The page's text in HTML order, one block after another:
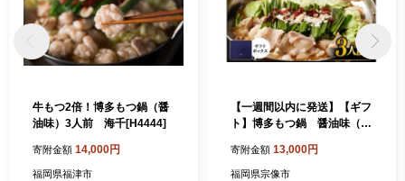
牛もつ2倍！博多もつ鍋（醤
油味）3人前 海千[H4444]
寄附金額 14,000円
福岡県福津市
【一週間以内に発送】【ギフ
ト】博多もつ鍋 醤油味（3
寄附金額 13,000円
福岡県宗像市